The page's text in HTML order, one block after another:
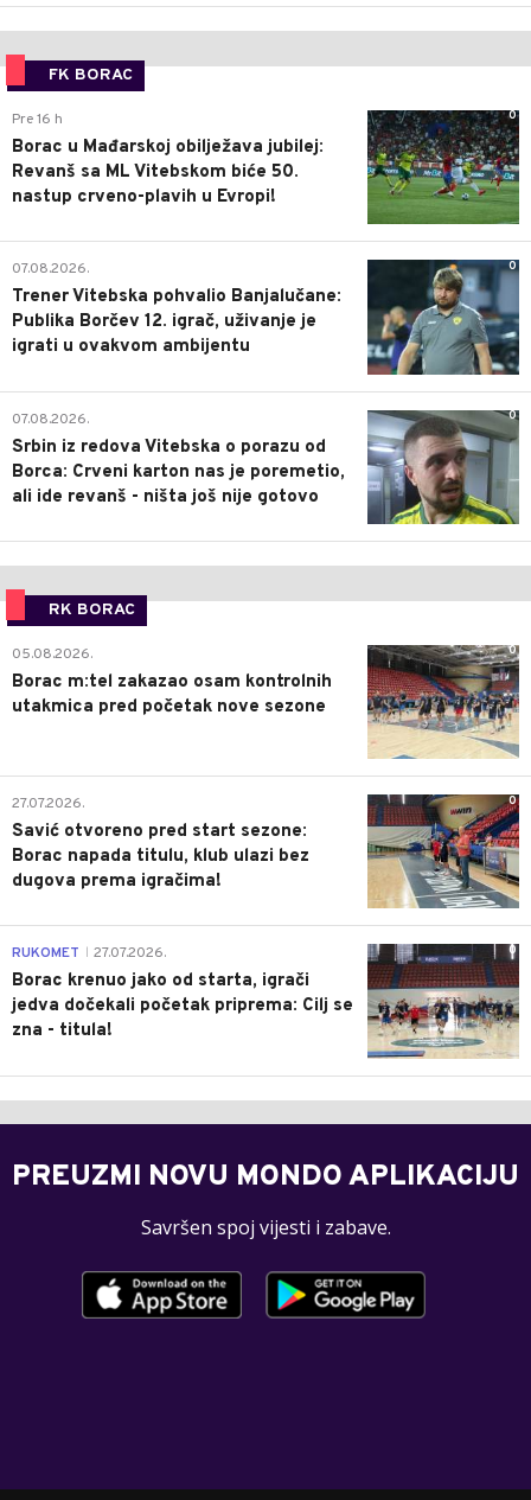
FK BORAC
0
Pre 16 h
Borac u Mađarskoj obilježava jubilej:
Revanš sa ML Vitebskom biće 50.
nastup crveno-plavih u Evropi!
0
07.08.2026.
Trener Vitebska pohvalio Banjalučane:
Publika Borčev 12. igrač, uživanje je
igrati u ovakvom ambijentu
0
07.08.2026.
Srbin iz redova Vitebska o porazu od
Borca: Crveni karton nas je poremetio,
ali ide revanš - ništa još nije gotovo
RK BORAC
0
05.08.2026.
Borac m:tel zakazao osam kontrolnih
utakmica pred početak nove sezone
0
27.07.2026.
Savić otvoreno pred start sezone:
Borac napada titulu, klub ulazi bez
dugova prema igračima!
0
RUKOMET 27.07.2026.
Borac krenuo jako od starta, igrači
jedva dočekali početak priprema: Cilj se
zna - titula!
PREUZMI NOVU MONDO APLIKACIJU
Savršen spoj vijesti i zabave.